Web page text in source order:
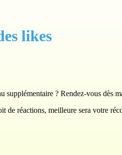
likes
supplémentaire ? Rendez-vous dès
de réactions, meilleure sera votre